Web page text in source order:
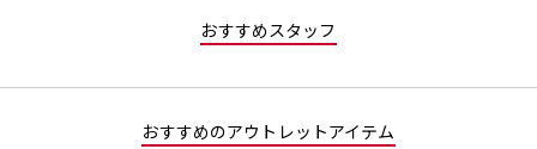
おすすめスタッフ
おすすめのアウトレットアイテム